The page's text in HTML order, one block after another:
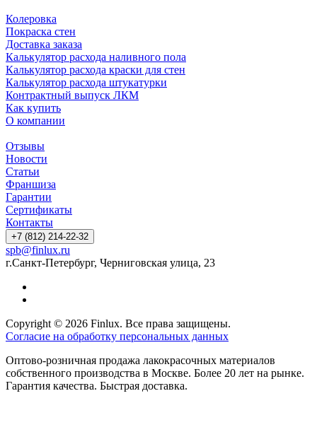
Колеровка
Покраска стен
Доставка заказа
Калькулятор расхода наливного пола
Калькулятор расхода краски для стен
Калькулятор расхода штукатурки
Контрактный выпуск ЛКМ
Как купить
О компании
Отзывы
Новости
Статьи
Франшиза
Гарантии
Сертификаты
Контакты
+7 (812) 214-22-32
spb@finlux.ru
г.Санкт-Петербург, Черниговская улица, 23
Copyright © 2026 Finlux. Все права защищены.
Согласие на обработку персональных данных
Оптово-розничная продажа лакокрасочных материалов
собственного производства в Москве. Более 20 лет на рынке.
Гарантия качества. Быстрая доставка.